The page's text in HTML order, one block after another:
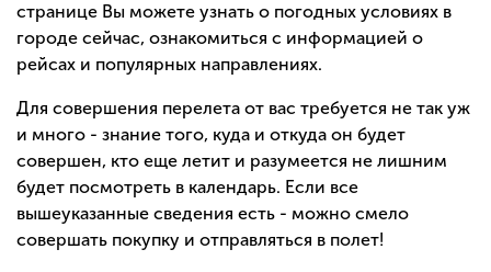
странице Вы можете узнать о погодных условиях в
городе сейчас, ознакомиться с информацией о
рейсах и популярных направлениях.
Для совершения перелета от вас требуется не так уж
и много - знание того, куда и откуда он будет
совершен, кто еще летит и разумеется не лишним
будет посмотреть в календарь. Если все
вышеуказанные сведения есть - можно смело
совершать покупку и отправляться в полет!